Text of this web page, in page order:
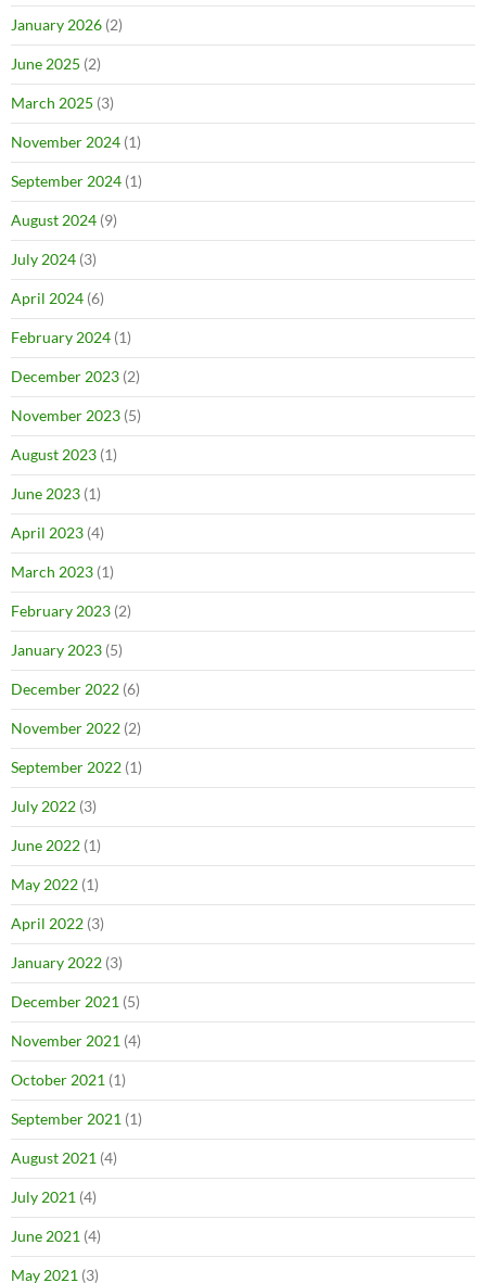
January 2026 (2)
June 2025 (2)
March 2025 (3)
November 2024 (1)
September 2024 (1)
August 2024 (9)
July 2024 (3)
April 2024 (6)
February 2024 (1)
December 2023 (2)
November 2023 (5)
August 2023 (1)
June 2023 (1)
April 2023 (4)
March 2023 (1)
February 2023 (2)
January 2023 (5)
December 2022 (6)
November 2022 (2)
September 2022 (1)
July 2022 (3)
June 2022 (1)
May 2022 (1)
April 2022 (3)
January 2022 (3)
December 2021 (5)
November 2021 (4)
October 2021 (1)
September 2021 (1)
August 2021 (4)
July 2021 (4)
June 2021 (4)
May 2021 (3)